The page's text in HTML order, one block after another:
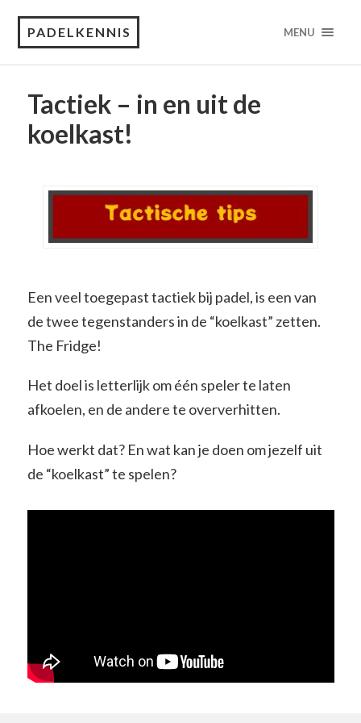
PADELKENNIS MENU
Tactiek – in en uit de
koelkast!
Een veel toegepast tactiek bij padel, is een van
de twee tegenstanders in de “koelkast” zetten.
The Fridge!
Het doel is letterlijk om één speler te laten
afkoelen, en de andere te oververhitten.
Hoe werkt dat? En wat kan je doen om jezelf uit
de “koelkast” te spelen?